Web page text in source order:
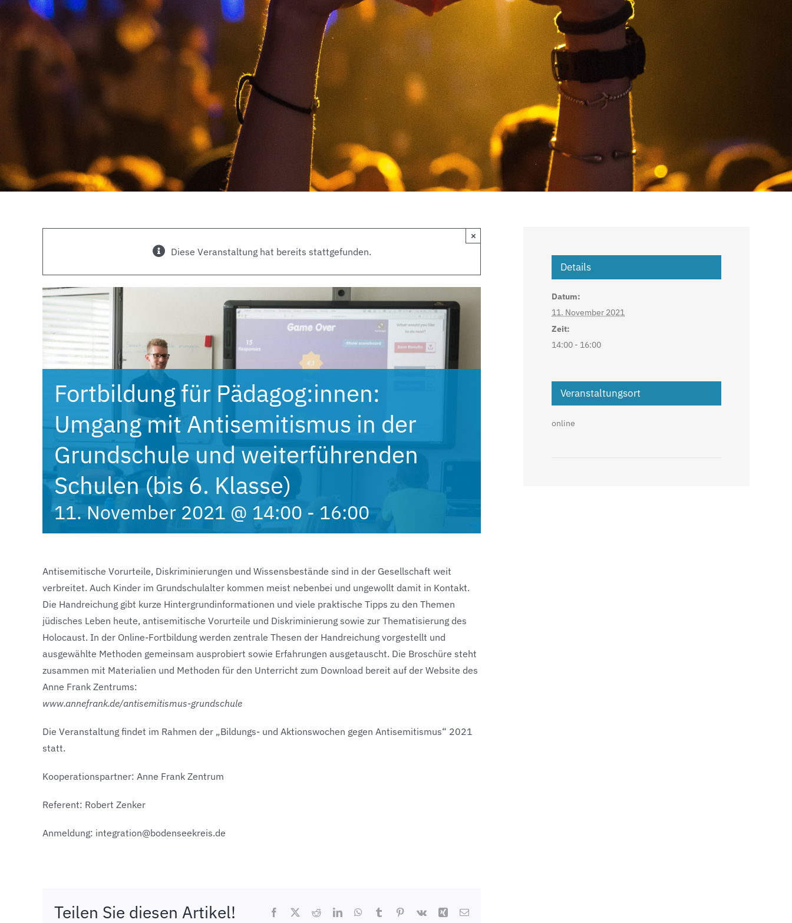
Diese Veranstaltung hat bereits stattgefunden.
×
Fortbildung für Pädagog:innen:
Umgang mit Antisemitismus in der
Grundschule und weiterführenden
Schulen (bis 6. Klasse)
11. November 2021 @ 14:00 - 16:00
Antisemitische Vorurteile, Diskriminierungen und Wissensbestände sind in der Gesellschaft weit
verbreitet. Auch Kinder im Grundschulalter kommen meist nebenbei und ungewollt damit in Kontakt.
Die Handreichung gibt kurze Hintergrundinformationen und viele praktische Tipps zu den Themen
jüdisches Leben heute, antisemitische Vorurteile und Diskriminierung sowie zur Thematisierung des
Holocaust. In der Online-Fortbildung werden zentrale Thesen der Handreichung vorgestellt und
ausgewählte Methoden gemeinsam ausprobiert sowie Erfahrungen ausgetauscht. Die Broschüre steht
zusammen mit Materialien und Methoden für den Unterricht zum Download bereit auf der Website des
Anne Frank Zentrums:
www.annefrank.de/antisemitismus-grundschule
Die Veranstaltung findet im Rahmen der „Bildungs- und Aktionswochen gegen Antisemitismus“ 2021
statt.
Kooperationspartner: Anne Frank Zentrum
Referent: Robert Zenker
Anmeldung: integration@bodenseekreis.de
Teilen Sie diesen Artikel! Facebook RedditLinkedInWhatsApp
Tumblr Pinterest
Vk Xing E-
Details
Datum:
11. November 2021
Zeit:
14:00 - 16:00
Veranstaltungsort
online